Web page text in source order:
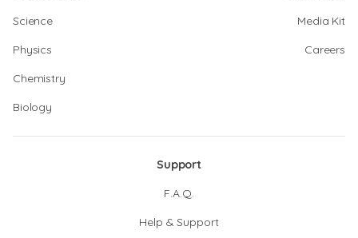
Science
Physics
Chemistry
Biology
Media Kit
Careers
Support
F.A.Q.
Help & Support